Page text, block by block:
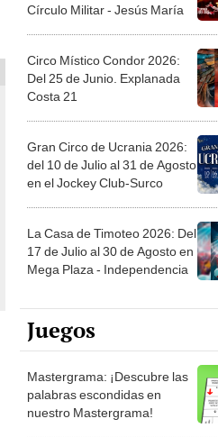
Círculo Militar - Jesús María
Circo Místico Condor 2026:
Del 25 de Junio. Explanada
Costa 21
Gran Circo de Ucrania 2026:
del 10 de Julio al 31 de Agosto
en el Jockey Club-Surco
La Casa de Timoteo 2026: Del
17 de Julio al 30 de Agosto en
Mega Plaza - Independencia
Juegos
Mastergrama: ¡Descubre las
palabras escondidas en
nuestro Mastergrama!